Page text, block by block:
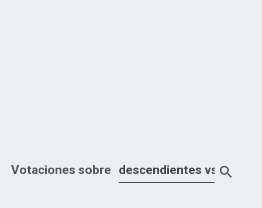
Votaciones sobre